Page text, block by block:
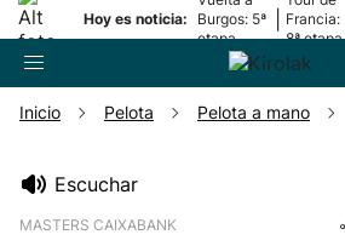
Hoy es noticia:
Burgos: 5ª
etapa
Francia:
8ª etapa
Inicio Pelota Pelota a mano
Escuchar
MASTERS CAIXABANK